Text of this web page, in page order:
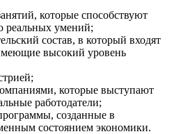
которые способствуют
реальных умений;
состав, в который входят
высокий уровень
которые выступают
работодатели;
созданные в
состоянием экономики.